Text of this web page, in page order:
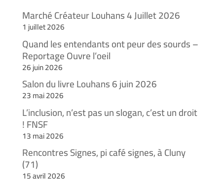
Marché Créateur Louhans 4 Juillet 2026
1 juillet 2026
Quand les entendants ont peur des sourds –
Reportage Ouvre l’oeil
26 juin 2026
Salon du livre Louhans 6 juin 2026
23 mai 2026
L’inclusion, n’est pas un slogan, c’est un droit
! FNSF
13 mai 2026
Rencontres Signes, pi café signes, à Cluny
(71)
15 avril 2026